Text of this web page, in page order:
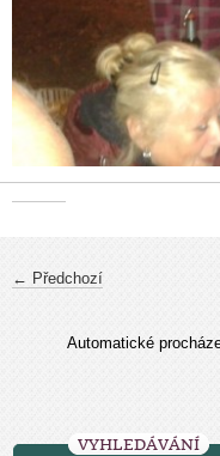
← Předchozí
Automatické
VYHLEDÁVÁNÍ